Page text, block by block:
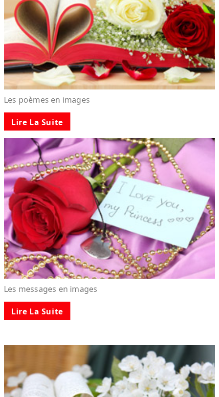
Les poèmes en images
Lire La Suite
Les messages en images
Lire La Suite